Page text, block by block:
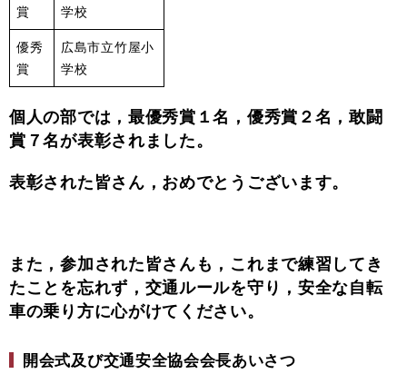
賞
学校
優秀
賞
広島市立竹屋小
学校
個人の部では，最優秀賞１名，優秀賞２名，敢闘
賞７名が表彰されました。
表彰された皆さん，おめでとうございます。
また，参加された皆さんも，これまで練習してき
たことを忘れず，交通ルールを守り，安全な自転
車の乗り方に心がけてください。
開会式及び交通安全協会会長あいさつ